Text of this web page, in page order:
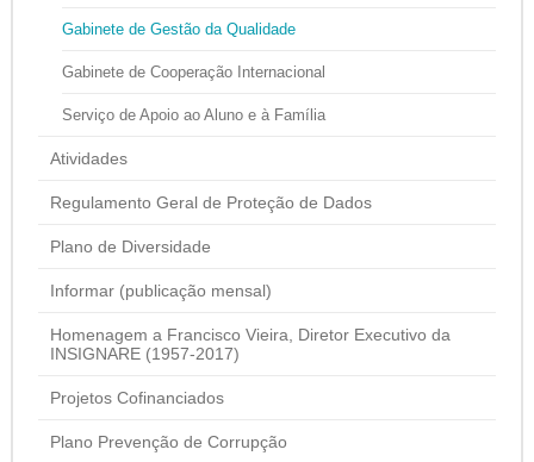
Gabinete de Gestão da Qualidade
Gabinete de Cooperação Internacional
Serviço de Apoio ao Aluno e à Família
Atividades
Regulamento Geral de Proteção de Dados
Plano de Diversidade
Informar (publicação mensal)
Homenagem a Francisco Vieira, Diretor Executivo da
INSIGNARE (1957-2017)
Projetos Cofinanciados
Plano Prevenção de Corrupção